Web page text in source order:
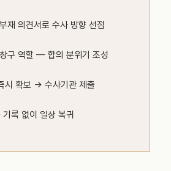
재 의견서로 수사 방향 선점
구 역할 — 합의 분위기 조성
시 확보 → 수사기관 제출
록 없이 일상 복귀